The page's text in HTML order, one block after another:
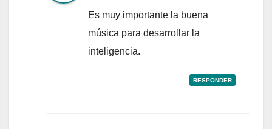
Es muy importante la buena
música para desarrollar la
inteligencia.
RESPONDER